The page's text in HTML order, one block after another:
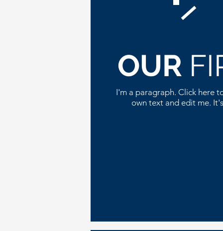
OUR
I'm a paragraph. Click here
own text and edit me.